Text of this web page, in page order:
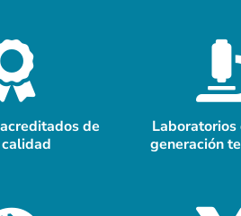
de
generación